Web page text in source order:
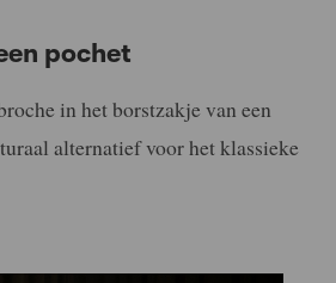
pochet
in het borstzakje van een
alternatief voor het klassieke